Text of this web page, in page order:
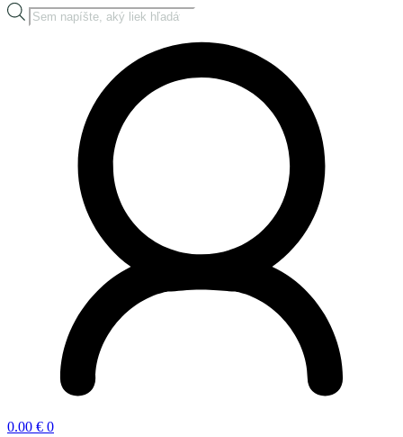
Products
search
0.00 € 0